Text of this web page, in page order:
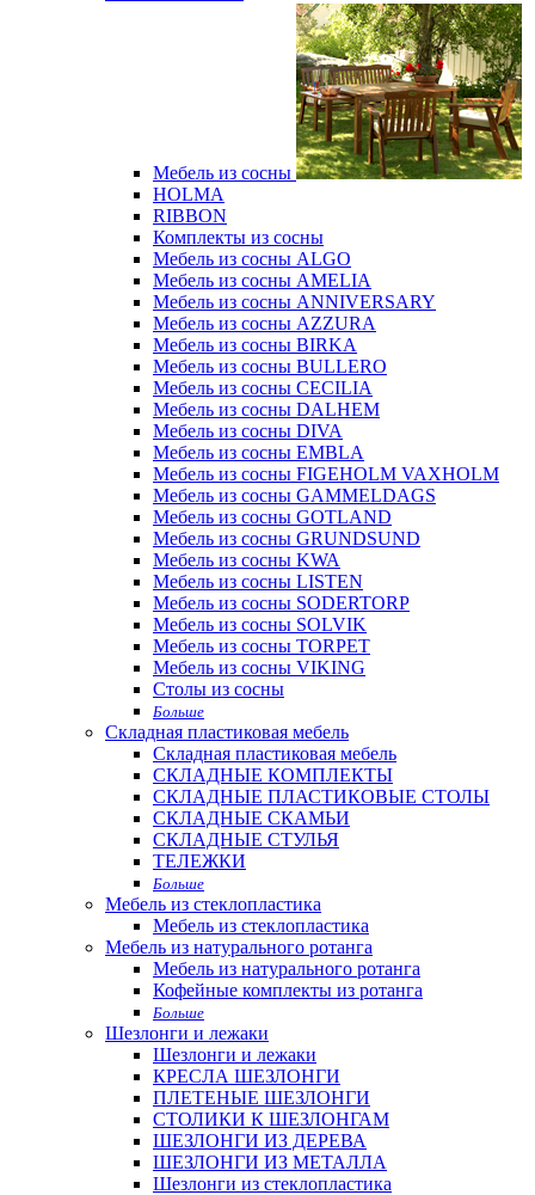
Мебель из сосны
HOLMA
RIBBON
Комплекты из сосны
Мебель из сосны ALGO
Мебель из сосны AMELIA
Мебель из сосны ANNIVERSARY
Мебель из сосны AZZURA
Мебель из сосны BIRKA
Мебель из сосны BULLERO
Мебель из сосны CECILIA
Мебель из сосны DALHEM
Мебель из сосны DIVA
Мебель из сосны EMBLA
Мебель из сосны FIGEHOLM VAXHOLM
Мебель из сосны GAMMELDAGS
Мебель из сосны GOTLAND
Мебель из сосны GRUNDSUND
Мебель из сосны KWA
Мебель из сосны LISTEN
Мебель из сосны SODERTORP
Мебель из сосны SOLVIK
Мебель из сосны TORPET
Мебель из сосны VIKING
Столы из сосны
Больше
Складная пластиковая мебель
Складная пластиковая мебель
СКЛАДНЫЕ КОМПЛЕКТЫ
СКЛАДНЫЕ ПЛАСТИКОВЫЕ СТОЛЫ
СКЛАДНЫЕ СКАМЬИ
СКЛАДНЫЕ СТУЛЬЯ
ТЕЛЕЖКИ
Больше
Мебель из стеклопластика
Мебель из стеклопластика
Мебель из натурального ротанга
Мебель из натурального ротанга
Кофейные комплекты из ротанга
Больше
Шезлонги и лежаки
Шезлонги и лежаки
КРЕСЛА ШЕЗЛОНГИ
ПЛЕТЕНЫЕ ШЕЗЛОНГИ
СТОЛИКИ К ШЕЗЛОНГАМ
ШЕЗЛОНГИ ИЗ ДЕРЕВА
ШЕЗЛОНГИ ИЗ МЕТАЛЛА
Шезлонги из стеклопластика